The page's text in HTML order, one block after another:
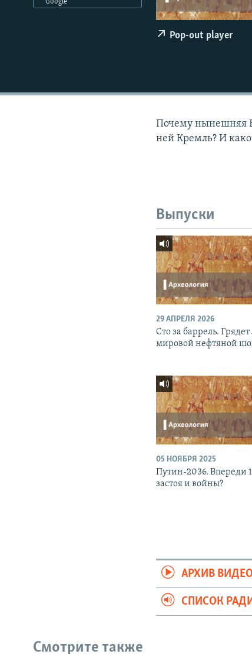
Pop-out player
Почему нынешняя
ней Кремль? И
Выпуски
29 АПРЕЛЯ 2026
Сто за баррель. Грядет
мировой нефтяной
05 НОЯБРЯ 2025
Путин-2036. Впереди
застоя и войны?
АРХИВ
СПИСОК
Смотрите также